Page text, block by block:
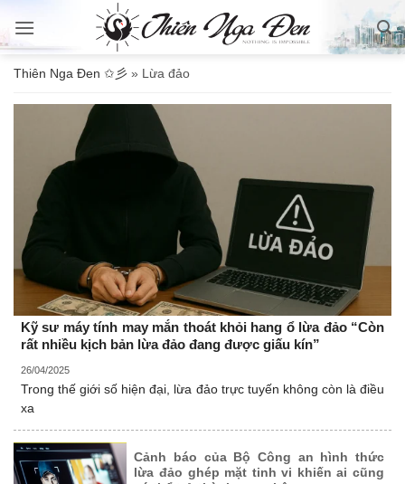
qua
dungThiên Nga Đen ✩彡 » Lừa đảo
Kỹ sư máy tính may mắn thoát khỏi hang ổ lừa đảo “Còn
rất nhiều kịch bản lừa đảo đang được giấu kín”
26/04/2025
Trong thế giới số hiện đại, lừa đảo trực tuyến không còn là điều
xa
Cảnh báo của Bộ Công an hình thức
lừa đảo ghép mặt tinh vi khiến ai cũng